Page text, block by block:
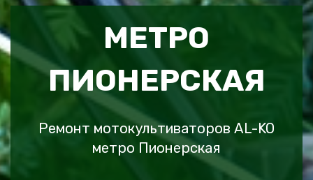
МЕТРО
ПИОНЕРСКАЯ
Ремонт мотокультиваторов AL-KO
метро Пионерская